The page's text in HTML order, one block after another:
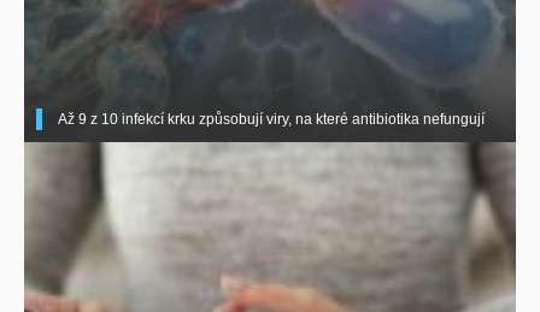
Až 9 z 10 infekcí krku způsobují viry, na které antibiotika nefungují